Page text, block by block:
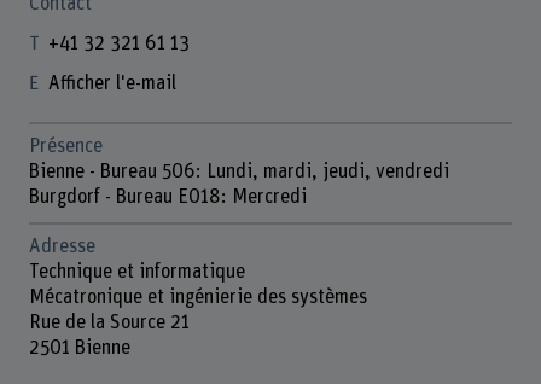
+41 32 321 61 13
Afficher l'e-mail
Présence
Bienne - Bureau 506: Lundi, mardi, jeudi, vendredi
Burgdorf - Bureau E018: Mercredi
Adresse
Technique et informatique
Mécatronique et ingénierie des systèmes
Rue de la Source 21
2501 Bienne